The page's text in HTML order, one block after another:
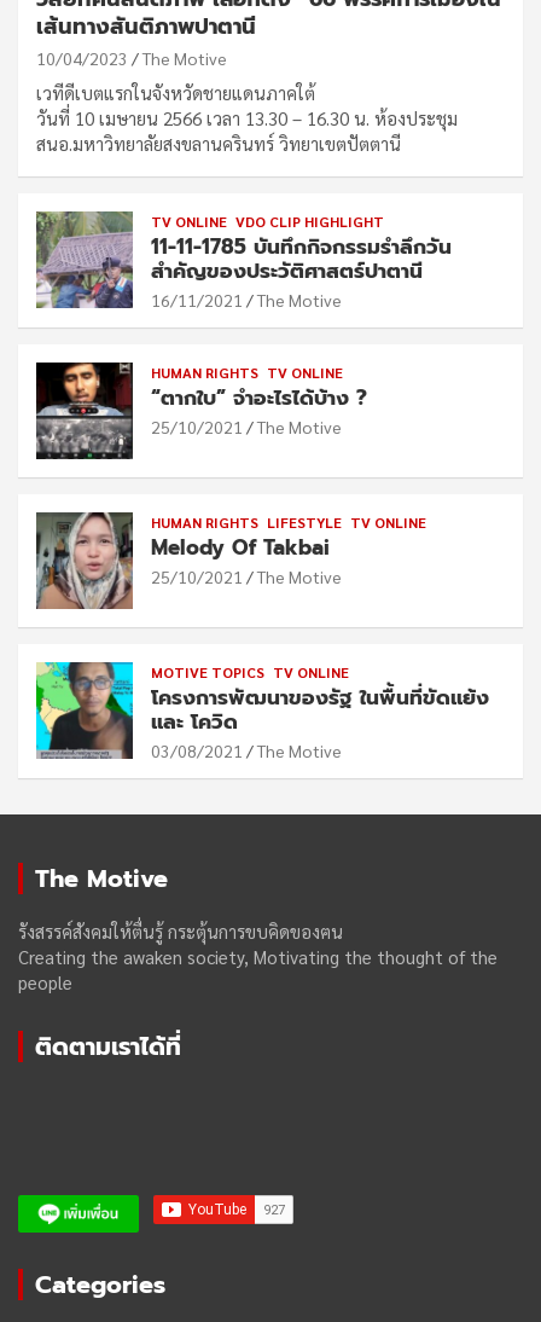
เส้นทางสันติภาพปาตานี
10/04/2023 The Motive
เวทีดีเบตแรกในจังหวัดชายแดนภาคใต้
วันที่ 10 เมษายน 2566 เวลา 13.30 – 16.30 น. ห้องประชุม
สนอ.มหาวิทยาลัยสงขลานครินทร์ วิทยาเขตปัตตานี
TV ONLINE VDO CLIP HIGHLIGHT
11-11-1785 บันทึกกิจกรรมรำลึกวัน
สำคัญของประวัติศาสตร์ปาตานี
16/11/2021 The Motive
HUMAN RIGHTS TV ONLINE
“ตากใบ” จำอะไรได้บ้าง ?
25/10/2021 The Motive
HUMAN RIGHTS LIFESTYLE TV ONLINE
Melody Of Takbai
25/10/2021 The Motive
MOTIVE TOPICS TV ONLINE
โครงการพัฒนาของรัฐ ในพื้นที่ขัดแย้ง
และ โควิด
03/08/2021 The Motive
The Motive
รังสรรค์สังคมให้ตื่นรู้ กระตุ้นการขบคิดของฅน
Creating the awaken society, Motivating the thought of the
people
ติดตามเราได้ที่
Categories